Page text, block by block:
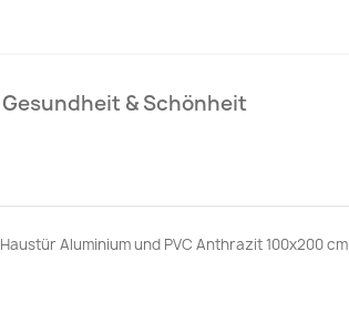
Gesundheit & Schönheit
Haustür Aluminium und PVC Anthrazit 100x200 cm